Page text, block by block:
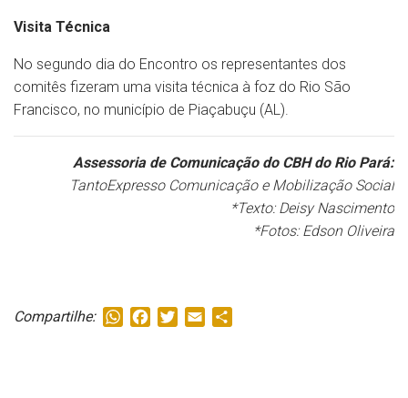
Visita Técnica
No segundo dia do Encontro os representantes dos
comitês fizeram uma visita técnica à foz do Rio São
Francisco, no município de Piaçabuçu (AL).
Assessoria de Comunicação do CBH do Rio Pará:
TantoExpresso Comunicação e Mobilização Social
*Texto: Deisy Nascimento
*Fotos: Edson Oliveira
Compartilhe: WhatsApp
FacebookTwitterEmail